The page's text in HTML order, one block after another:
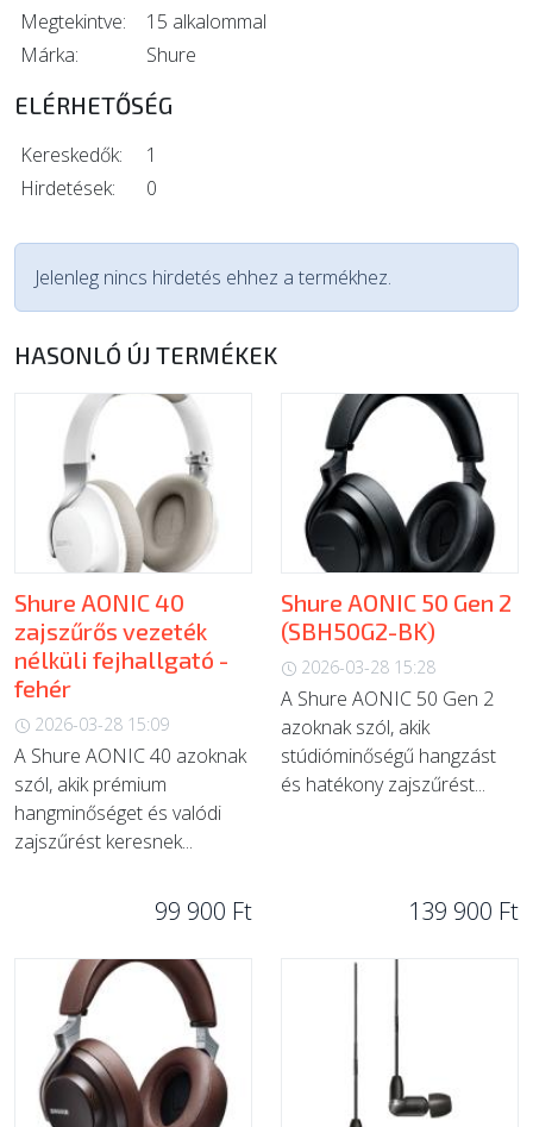
Megtekintve:
15 alkalommal
Márka:
Shure
ELÉRHETŐSÉG
Kereskedők:
1
Hirdetések:
0
Jelenleg nincs hirdetés ehhez a termékhez.
HASONLÓ ÚJ TERMÉKEK
Shure AONIC 40
zajszűrős vezeték
nélküli fejhallgató -
fehér
2026-03-28 15:09
A Shure AONIC 40 azoknak
szól, akik prémium
hangminőséget és valódi
zajszűrést keresnek...
99 900 Ft
Shure AONIC 50 Gen 2
(SBH50G2-BK)
2026-03-28 15:28
A Shure AONIC 50 Gen 2
azoknak szól, akik
stúdióminőségű hangzást
és hatékony zajszűrést...
139 900 Ft